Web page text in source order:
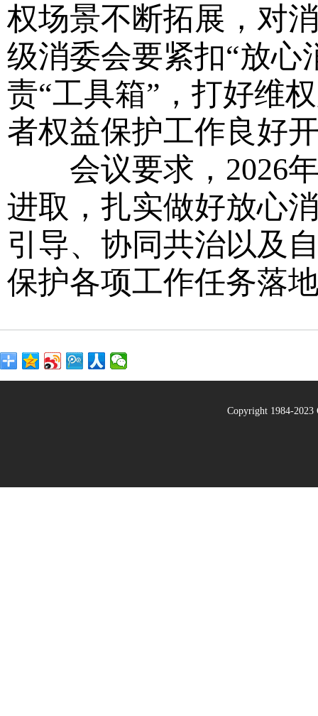
权场景不断拓展，对
级消委会要紧扣“放心
责“工具箱”，打好维
者权益保护工作良好
会议要求，2026年
进取，扎实做好放心
引导、协同共治以及
保护各项工作任务落
Copyright 1984-